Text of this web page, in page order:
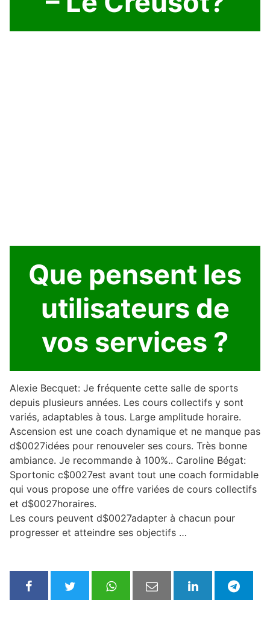
Que pensent les
utilisateurs de
vos services ?
Alexie Becquet: Je fréquente cette salle de sports
depuis plusieurs années. Les cours collectifs y sont
variés, adaptables à tous. Large amplitude horaire.
Ascension est une coach dynamique et ne manque pas
d$0027idées pour renouveler ses cours. Très bonne
ambiance. Je recommande à 100%.. Caroline Bégat:
Sportonic c$0027est avant tout une coach formidable
qui vous propose une offre variées de cours collectifs
et d$0027horaires.
Les cours peuvent d$0027adapter à chacun pour
progresser et atteindre ses objectifs …